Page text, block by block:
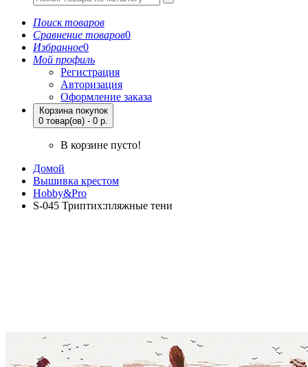
Поиск товаров
Сравнение товаров0
Избранное0
Мой профиль
Регистрация
Авторизация
Оформление заказа
Корзина покупок
0 товар(ов) - 0 р.
В корзине пусто!
Домой
Вышивка крестом
Hobby&Pro
S-045 Триптих:пляжные тени